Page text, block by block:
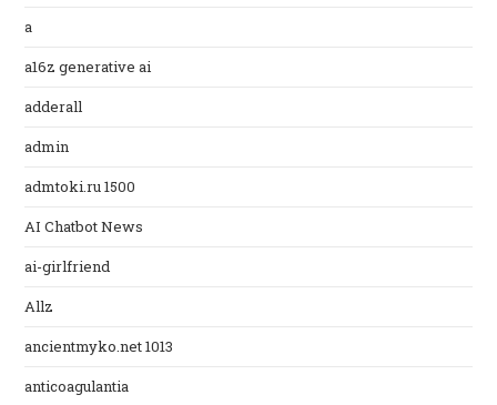
a
a16z generative ai
adderall
admin
admtoki.ru 1500
AI Chatbot News
ai-girlfriend
Allz
ancientmyko.net 1013
anticoagulantia